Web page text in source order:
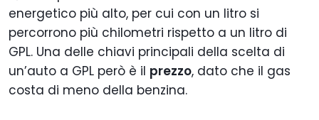
energetico più alto, per cui con un litro si
percorrono più chilometri rispetto a un litro di
GPL. Una delle chiavi principali della scelta di
un’auto a GPL però è il prezzo, dato che il gas
costa di meno della benzina.